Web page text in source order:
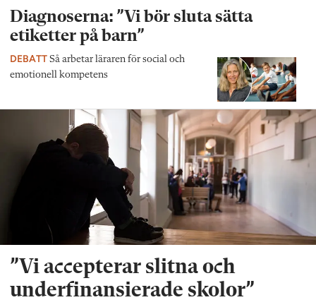
Diagnoserna: ”Vi bör sluta sätta
etiketter på barn”
DEBATT Så arbetar läraren för social och
emotionell kompetens
”Vi accepterar slitna och
underfinansierade skolor”